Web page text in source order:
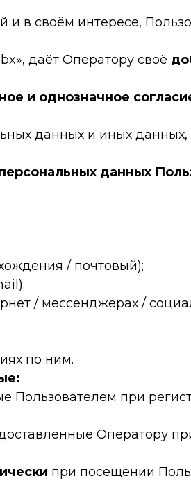
и в своём интересе,
даёт Оператору своё
и однозначное
данных и иных
данных
/ почтовый);
/ мессенджерах /
по ним.
Пользователем при
Оператору
при посещении